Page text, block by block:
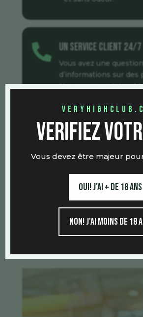
 Un service client 24/7
Vous avez une
d’informations sur des
Nous sommes
Acheter du CBD
Article précédent
Autres articles
verifiez
Vous devez être majeur
Oui! j'ai + de 18 ans
Non! j'ai moins de 18